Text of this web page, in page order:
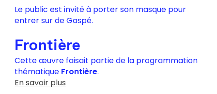
Le public est invité à porter son masque pour
entrer sur de Gaspé.
Frontière
Cette œuvre faisait partie de la programmation
thématique Frontière.
En savoir plus